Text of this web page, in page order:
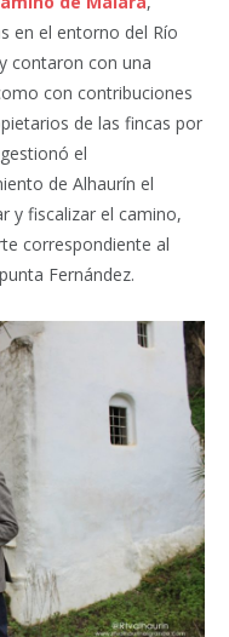
en el entorno del Río
contaron con una
con contribuciones
de las fincas por
el
de Alhaurín el
y fiscalizar el camino,
correspondiente al
Fernández.